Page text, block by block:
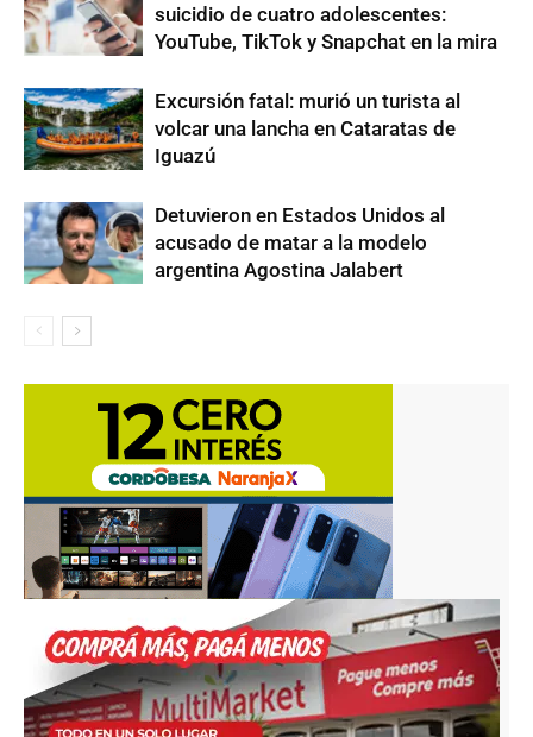
suicidio de cuatro adolescentes:
YouTube, TikTok y Snapchat en la mira
Excursión fatal: murió un turista al
volcar una lancha en Cataratas de
Iguazú
Detuvieron en Estados Unidos al
acusado de matar a la modelo
argentina Agostina Jalabert